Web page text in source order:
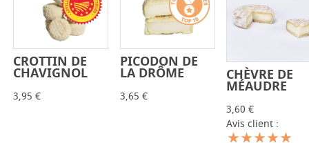
- +
CROTTIN DE
CHAVIGNOL
3,95 €
- +
PICODON DE
LA DRÔME
3,65 €
- +
CHÈVRE DE
MÉAUDRE
3,60 €
Avis client :